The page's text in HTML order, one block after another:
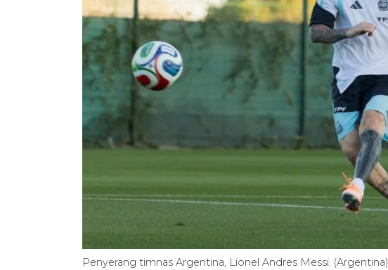
Penyerang timnas Argentina, Lionel Andres Messi. (Argentina)